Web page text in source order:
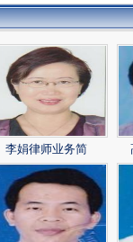
李娟律师业务简